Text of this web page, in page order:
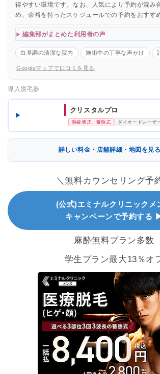
得やすい環境です。なお、人気により予約が混み
め、余裕を持ったスケジュールでの予約をおすす
編集部がまとめた利用者の声
白基調の清潔な院内 施術中の丁寧な声かけ
Googleマップで口コミを見る
導入脱毛器
クリスタルプロ
熱破壊式、蓄熱式 ダイオードレーザ
詳しい料金・店舗詳細・地図を見
＼無料カウンセリング予
(公式)エミナルクリニックメ
キャンペーンで予約する
麻酔無料プラン多数
学生プラン最大13％オ